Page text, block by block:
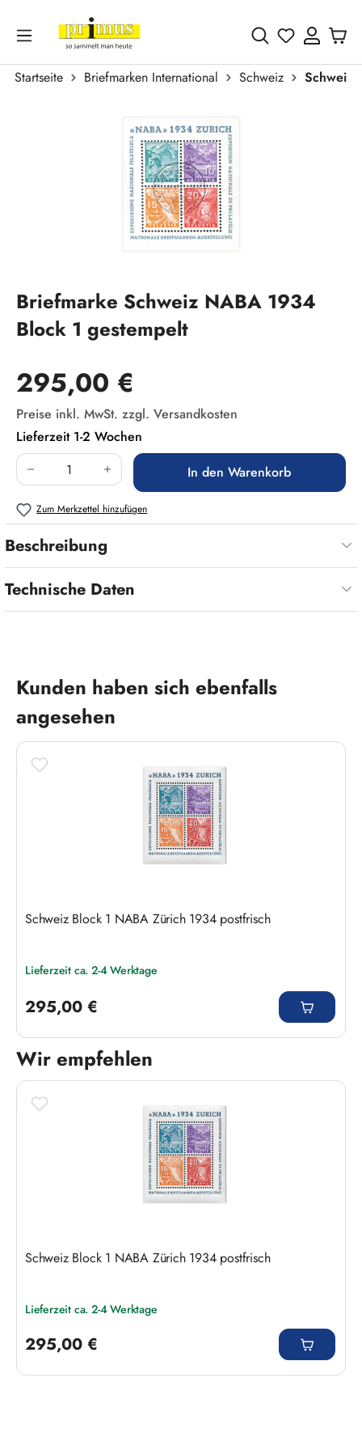
Zum Hauptinhalt springen
Du hast 0
Startseite Briefmarken International Schweiz
Schweiz
Briefmarke Schweiz NABA 1934
Block 1 gestempelt
Regulärer Preis:
295,00 €
Preise inkl. MwSt. zzgl. Versandkosten
Lieferzeit 1-2 Wochen
Produkt Anzahl: Gib den gewünschten Wert
In den Warenkorb
Zum Merkzettel hinzufügen
Beschreibung
Technische Daten
Produktgalerie überspringen
Kunden haben sich ebenfalls
angesehen
Schweiz Block 1 NABA Zürich 1934 postfrisch
Lieferzeit ca. 2-4 Werktage
295,00 €
Wir empfehlen
Produktgalerie überspringen
Schweiz Block 1 NABA Zürich 1934 postfrisch
Lieferzeit ca. 2-4 Werktage
295,00 €